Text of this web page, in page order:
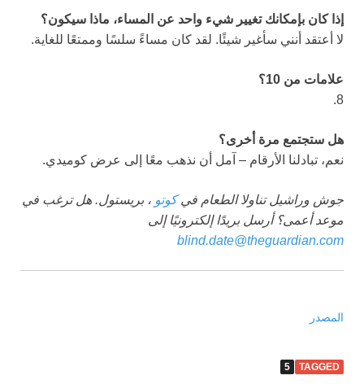
إذا كان بإمكانك تغيير شيء واحد عن المساء، ماذا سيكون؟
لا أعتقد أنني سأغير شيئًا. لقد كان مساءً سلسًا وممتعًا للغاية.
علامات من 10؟
8.
هل ستجتمع مرة أخرى؟
نعم، تبادلنا الأرقام – آمل أن نذهب معًا إلى عرض كوميدي.
جوش وراشيل تناولا الطعام فيكوتو ، بريستول. هل ترغب في
موعد أعمى؟ أرسل بريدًا إلكترونيًا إلى
blind.date@theguardian.com
المصدر
TAGGED
5